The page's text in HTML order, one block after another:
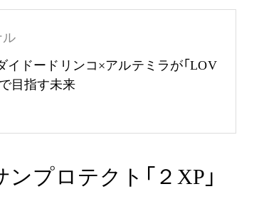
ル
イドードリンコ×アルテミラが「LOV
目指す未来
プロテクト「２XP」